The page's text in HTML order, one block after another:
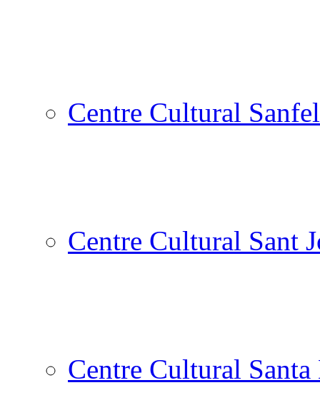
Centre Cultural
Centre Cultural Sant
Centre Cultural